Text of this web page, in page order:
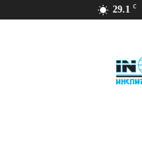
29.1 C